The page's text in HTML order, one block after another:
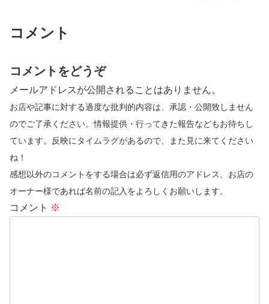
コメント
コメントをどうぞ
メールアドレスが公開されることはありません。
お店や記事に対する過度な批判的内容は、承認・公開致しません
のでご了承ください。情報提供・行ってきた報告などもお待ちし
ています。反映にタイムラグがあるので、また見に来てください
ね！
感想以外のコメントをする場合は必ず返信用のアドレス、お店の
オーナー様であれば名前の記入をよろしくお願いします。
コメント ※